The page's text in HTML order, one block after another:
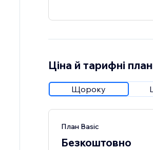
Ціна й тарифні
Щороку
План Basic
Безкоштовно